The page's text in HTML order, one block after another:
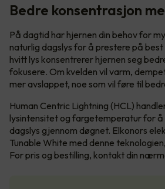
Bedre konsentrasjon
På dagtid har hjernen din behov for
naturlig dagslys for å prestere på
hvitt lys konsentrerer hjernen seg
fokusere. Om kvelden vil varm,
mer avslappet, noe som vil føre til
Human Centric Lightning (HCL)
lysintensitet og fargetemperatur for
dagslys gjennom døgnet. Elkonors
Tunable White med denne
For pris og bestilling, kontakt din